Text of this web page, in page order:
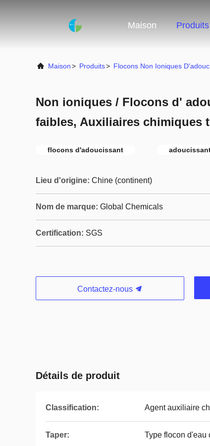
Maison Produits
Maison> Produits> Flocons Non Ioniques
Non ioniques / Flocons d'
faibles, Auxiliaires chimiques
flocons d'adoucissant
Lieu d'origine: Chine (continent)
Nom de marque: Global Chemicals
Certification: SGS
Contactez-nous
Détails de produit
Classification: Agent auxiliaire
Taper: Type flocon d'eau